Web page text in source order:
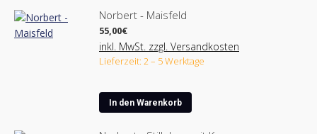
Norbert - Maisfeld
55,00€
inkl. MwSt. zzgl. Versandkosten
Lieferzeit: 2 – 5 Werktage
In den Warenkorb